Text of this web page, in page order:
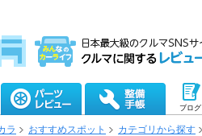
ブログ
ラ おすすめスポット カテゴリから探す